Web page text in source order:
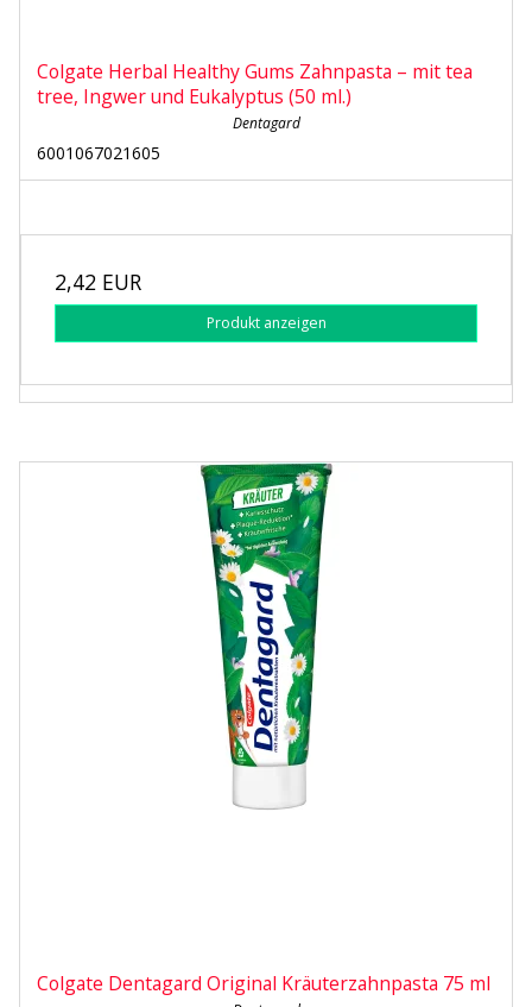
Colgate Herbal Healthy Gums Zahnpasta – mit tea
tree, Ingwer und Eukalyptus (50 ml.)
Dentagard
6001067021605
2,42 EUR
Produkt anzeigen
Colgate Dentagard Original Kräuterzahnpasta 75 ml